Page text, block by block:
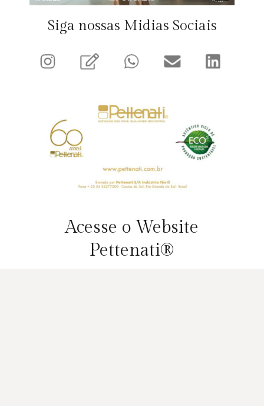
Siga nossas Midias Sociais
Acesse o Website
Pettenati®